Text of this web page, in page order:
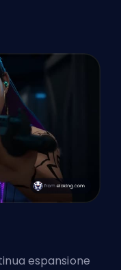
espansione